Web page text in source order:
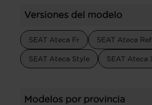
Versiones del modelo
SEAT Ateca Fr SEAT Ateca
SEAT Ateca Style SEAT Ateca
Modelos por provincia